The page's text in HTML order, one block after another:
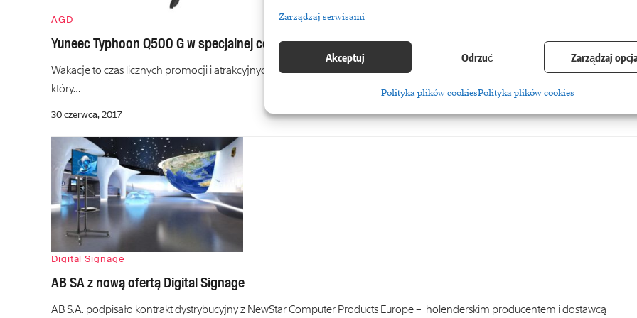
Zarządzaj serwisami
Akceptuj Odrzuć Zarządzaj
Polityka plików cookiesPolityka plików cookies
AGD
Yuneec Typhoon Q500 G w specjalnej cenie w RTV Euro AGD
Wakacje to czas licznych promocji i atrakcyjnych ofert. Sprzedawcy szukają sposobów na pobudzenie koniunktury w okresie
który…
30 czerwca, 2017
Digital Signage
AB SA z nową ofertą Digital Signage
AB S.A. podpisało kontrakt dystrybucyjny z NewStar Computer Products Europe – holenderskim producentem i dostawcą